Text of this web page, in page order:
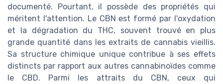
documenté. Pourtant, il possède des propriétés qui
méritent l'attention. Le CBN est formé par l'oxydation
et la dégradation du THC, souvent trouvé en plus
grande quantité dans les extraits de cannabis vieillis.
Sa structure chimique unique contribue à ses effets
distincts par rapport aux autres cannabinoïdes comme
le CBD. Parmi les attraits du CBN, ceux qui